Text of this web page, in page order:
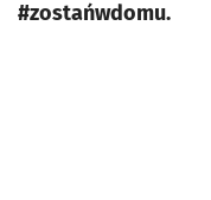
#zostańwdomu.